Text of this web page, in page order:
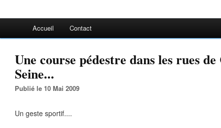
Accueil Contact
Une course pédestre dans les rues
Seine...
Publié le 10 Mai 2009
Un geste sportif....